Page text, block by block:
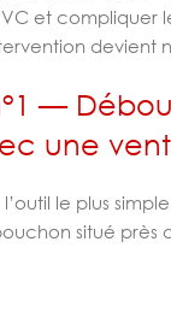
et compliquer
devient
—
une
l’outil le plus
situé près